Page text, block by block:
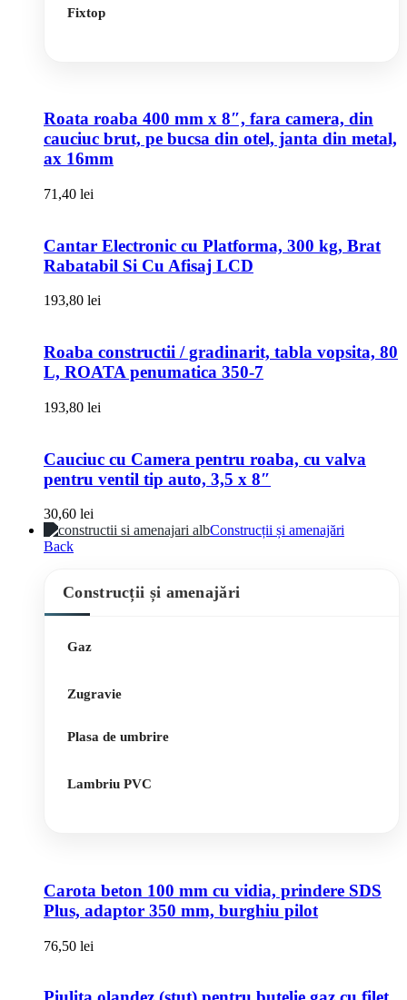
Fixtop
Roata roaba 400 mm x 8″, fara camera, din
cauciuc brut, pe bucsa din otel, janta din metal,
ax 16mm
71,40 lei
Cantar Electronic cu Platforma, 300 kg, Brat
Rabatabil Si Cu Afisaj LCD
193,80 lei
Roaba constructii / gradinarit, tabla vopsita, 80
L, ROATA penumatica 350-7
193,80 lei
Cauciuc cu Camera pentru roaba, cu valva
pentru ventil tip auto, 3,5 x 8″
30,60 lei
Construcții și amenajări
Back
Construcții și amenajări
Gaz
Zugravie
Plasa de umbrire
Lambriu PVC
Carota beton 100 mm cu vidia, prindere SDS
Plus, adaptor 350 mm, burghiu pilot
76,50 lei